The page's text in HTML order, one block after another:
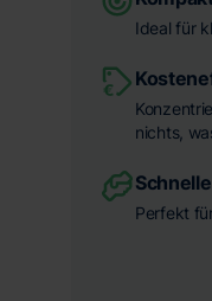
Ideal für
nichts,
Perfekt